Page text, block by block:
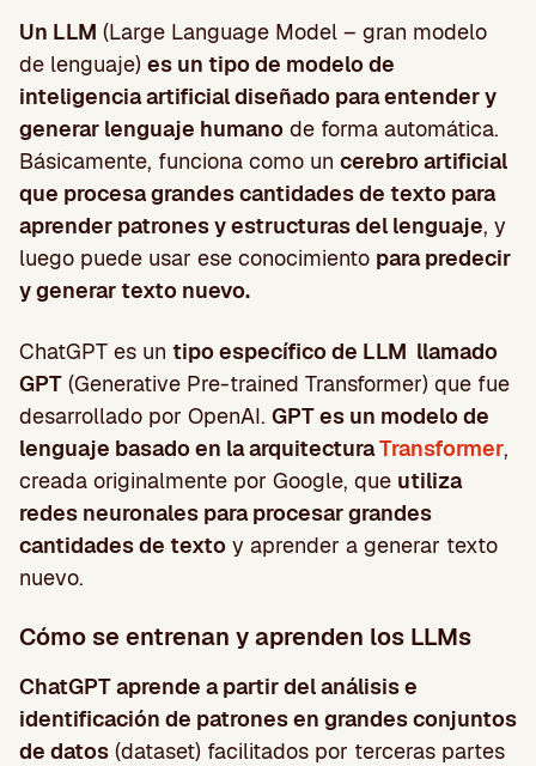
Un LLM (Large Language Model – gran modelo
de lenguaje) es un tipo de modelo de
inteligencia artificial diseñado para entender y
generar lenguaje humano de forma automática.
Básicamente, funciona como un cerebro artificial
que procesa grandes cantidades de texto para
aprender patrones y estructuras del lenguaje, y
luego puede usar ese conocimiento para predecir
y generar texto nuevo.
ChatGPT es un tipo específico de LLM llamado
GPT (Generative Pre-trained Transformer) que fue
desarrollado por OpenAI. GPT es un modelo de
lenguaje basado en la arquitecturaTransformer,
creada originalmente por Google, que utiliza
redes neuronales para procesar grandes
cantidades de texto y aprender a generar texto
nuevo.
Cómo se entrenan y aprenden los LLMs
ChatGPT aprende a partir del análisis e
identificación de patrones en grandes conjuntos
de datos (dataset) facilitados por terceras partes